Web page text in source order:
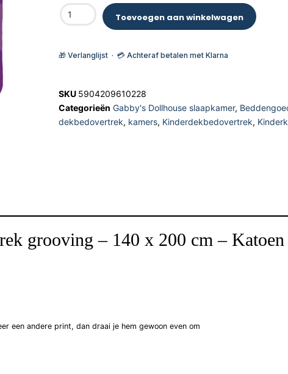
Toevoegen aan winkelwagen
🎁 Verlanglijst · 💳 Achteraf betalen met Klarna
SKU 5904209610228
Categorieën Gabby's Dollhouse slaapkamer,
dekbedovertrek, kamers, Kinderdekbedovertrek,
grooving – 140 x 200 cm – Katoen
een andere print, dan draai je hem gewoon even om